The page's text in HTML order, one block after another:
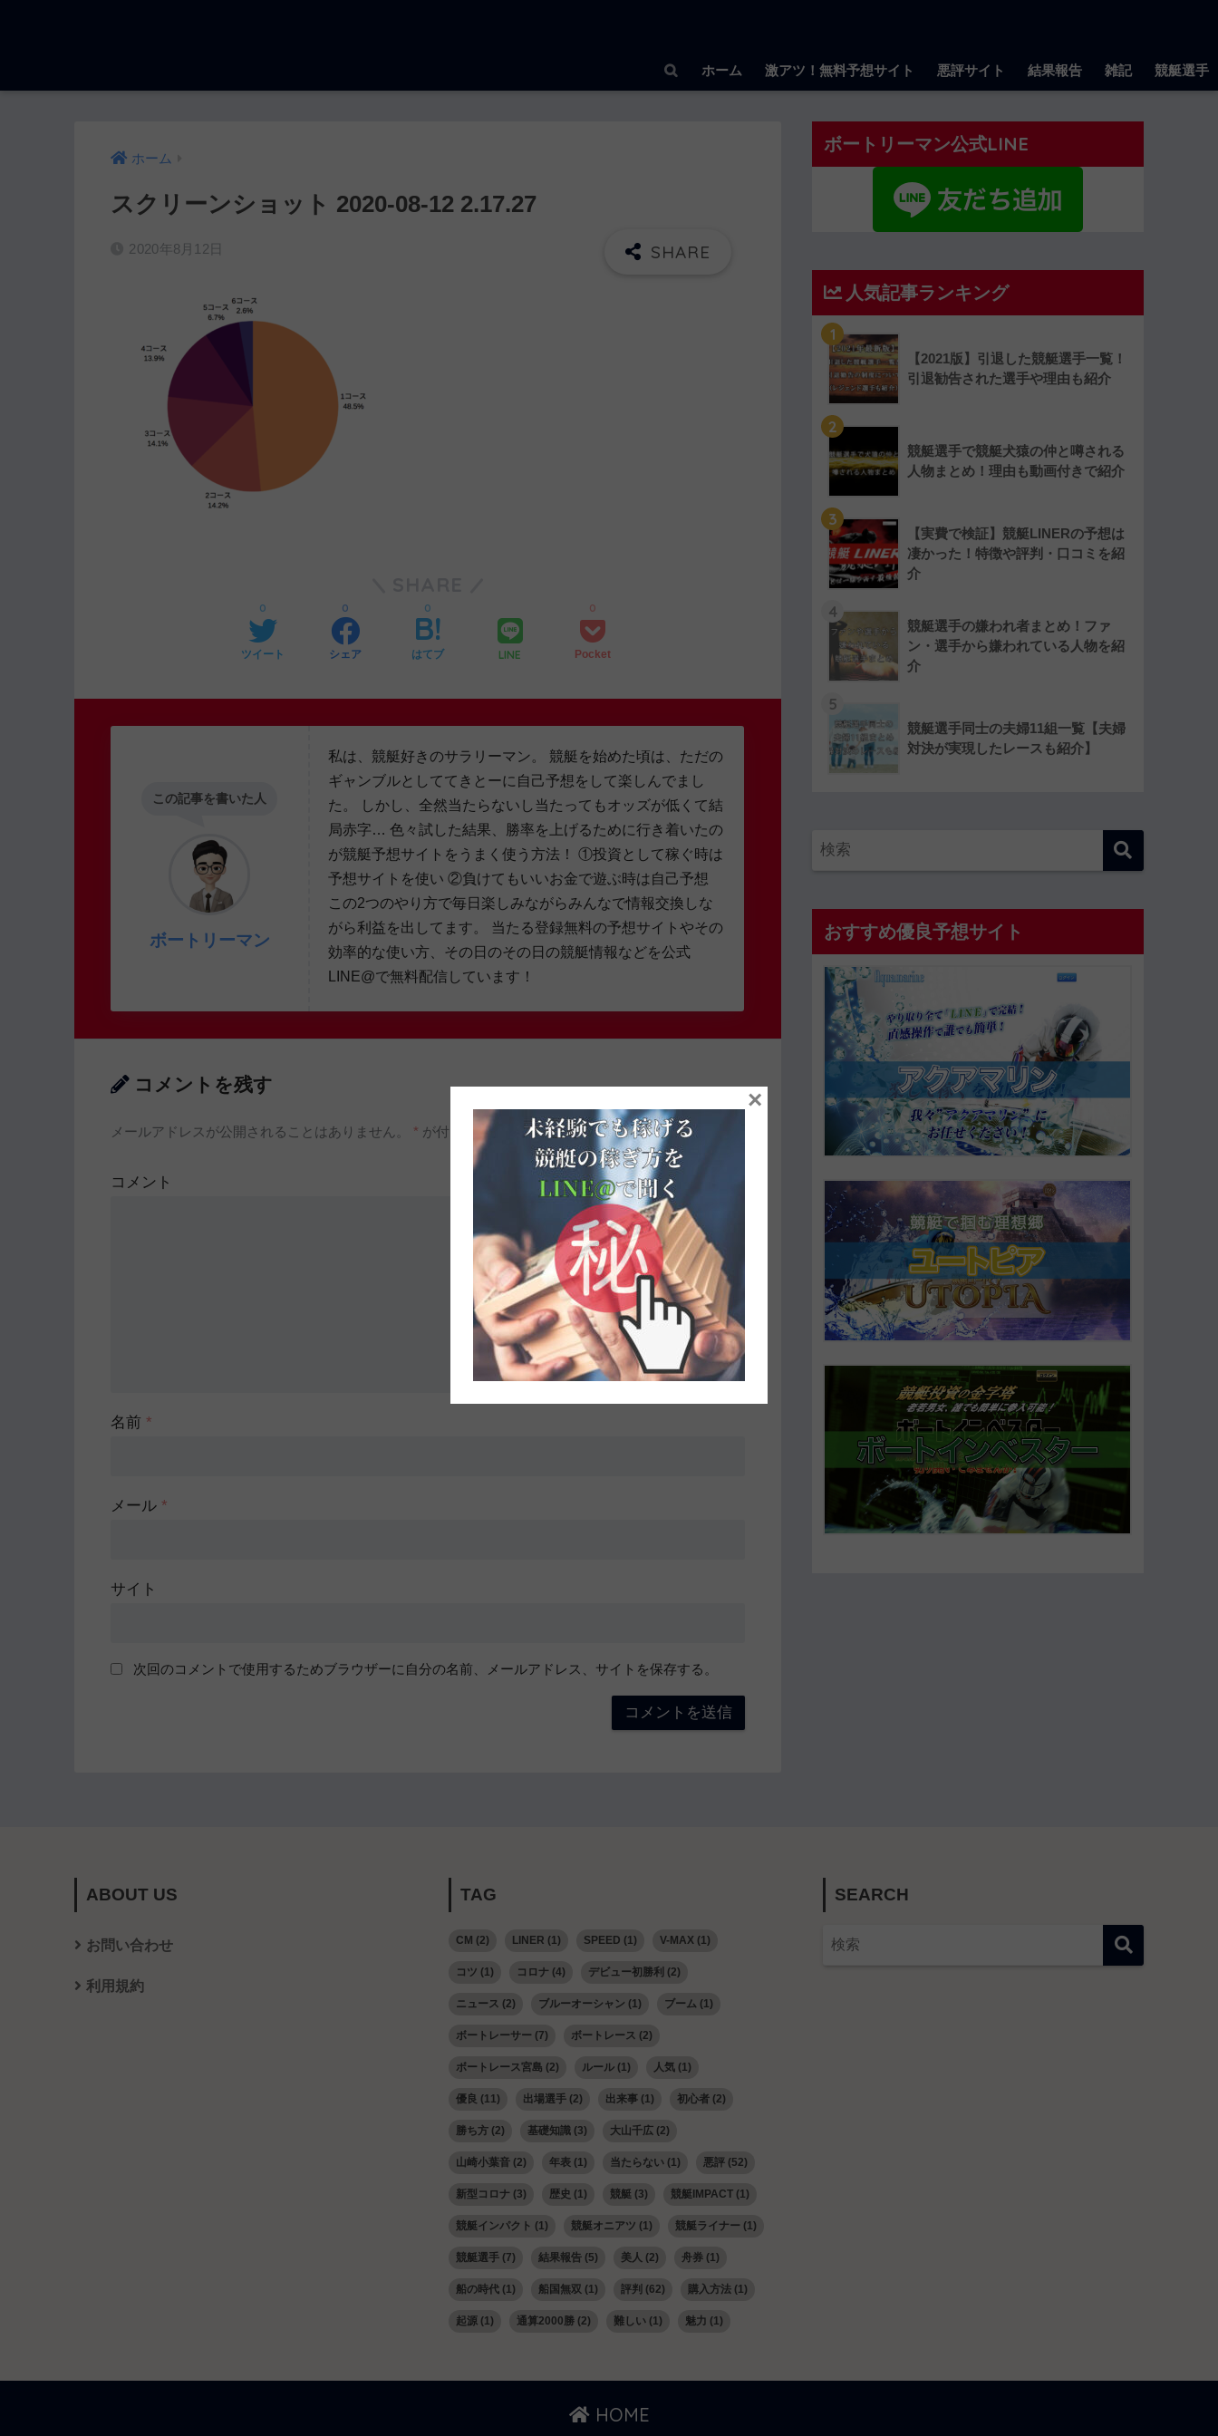
ホーム 激アツ！無料予想サイト 悪評サイト 結果報告 雑記 競艇選手
ホーム
スクリーンショット 2020-08-12 2.17.27
2020年8月12日
ツイート
0
シェア
0
はてブ
0
LINE Pocket
0
この記事を書いた人
ボートリーマン
私は、競艇好きのサラリーマン。 競艇を始めた頃は、ただの
ギャンブルとしててきとーに自己予想をして楽しんでまし
た。 しかし、全然当たらないし当たってもオッズが低くて結
局赤字… 色々試した結果、勝率を上げるために行き着いたの
が競艇予想サイトをうまく使う方法！ ①投資として稼ぐ時は
予想サイトを使い ②負けてもいいお金で遊ぶ時は自己予想
この2つのやり方で毎日楽しみながらみんなで情報交換しな
がら利益を出してます。 当たる登録無料の予想サイトやその
効率的な使い方、その日のその日の競艇情報などを公式
LINE@で無料配信しています！
コメントを残す
メールアドレスが公開されることはありません。 * が付いている欄は必須項目です
コメント
名前 *
メール *
サイト
次回のコメントで使用するためブラウザーに自分の名前、メールアドレス、サイトを保存する。
ボートリーマン公式LINE
人気記事ランキング
1
【2021版】引退した競艇選手一覧！
引退勧告された選手や理由も紹介
2
競艇選手で競艇犬猿の仲と噂される
人物まとめ！理由も動画付きで紹介
3
【実費で検証】競艇LINERの予想は
凄かった！特徴や評判・口コミを紹
介
4
競艇選手の嫌われ者まとめ！ファ
ン・選手から嫌われている人物を紹
介
5
競艇選手同士の夫婦11組一覧【夫婦
対決が実現したレースも紹介】
おすすめ優良予想サイト
ABOUT US
お問い合わせ
利用規約
TAG
CM (2) LINER (1) SPEED (1) V-MAX (1)
コツ (1) コロナ (4) デビュー初勝利 (2)
ニュース (2) ブルーオーシャン (1) ブーム (1)
ボートレーサー (7) ボートレース (2)
ボートレース宮島 (2) ルール (1) 人気 (1)
優良 (11) 出場選手 (2) 出来事 (1) 初心者 (2)
勝ち方 (2) 基礎知識 (3) 大山千広 (2)
山崎小葉音 (2) 年表 (1) 当たらない (1) 悪評 (52)
新型コロナ (3) 歴史 (1) 競艇 (3) 競艇IMPACT (1)
競艇インパクト (1) 競艇オニアツ (1) 競艇ライナー (1)
競艇選手 (7) 結果報告 (5) 美人 (2) 舟券 (1)
船の時代 (1) 船国無双 (1) 評判 (62) 購入方法 (1)
起源 (1) 通算2000勝 (2) 難しい (1) 魅力 (1)
SEARCH
HOME
×